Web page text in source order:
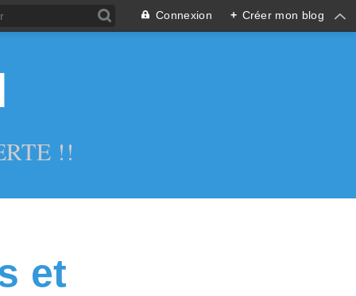
Connexion + Créer mon blog
!!
et